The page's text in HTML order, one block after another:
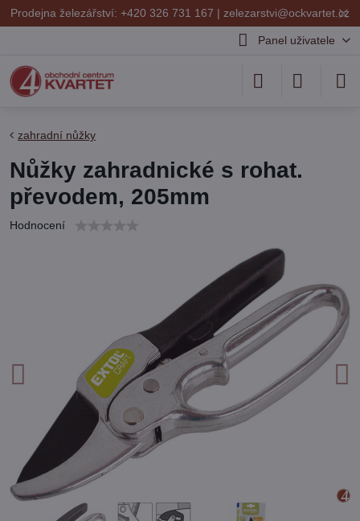
✕
Prodejna železářství: +420 326 731 167 | zelezarstvi@ockvartet.cz
Panel uživatele
zahradní nůžky
Nůžky zahradnické s rohat.
převodem, 205mm
Hodnocení